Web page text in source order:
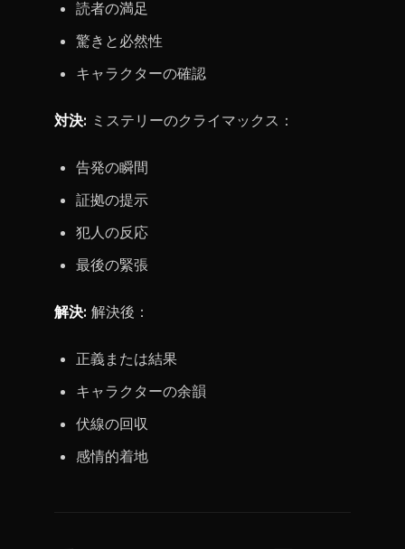
読者の満足
驚きと必然性
キャラクターの確認
対決: ミステリーのクライマックス：
告発の瞬間
証拠の提示
犯人の反応
最後の緊張
解決: 解決後：
正義または結果
キャラクターの余韻
伏線の回収
感情的着地